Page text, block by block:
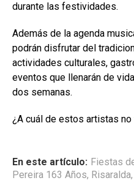
durante las festividades.
Además de la agenda
podrán disfrutar del
actividades culturales,
eventos que llenarán de
dos semanas.
¿A cuál de estos artistas
En este artículo: Fiestas
Pereira 163 Años, Risaralda,